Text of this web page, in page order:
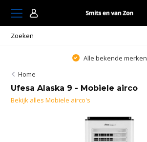
Alle bekende merken
Home
Ufesa Alaska 9 - Mobiele airco
Bekijk alles Mobiele airco's